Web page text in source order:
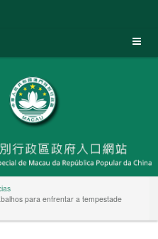
para enfrentar a tempestade